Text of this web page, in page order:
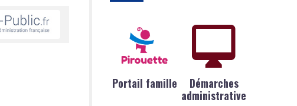
Portail famille
Démarches
administrative